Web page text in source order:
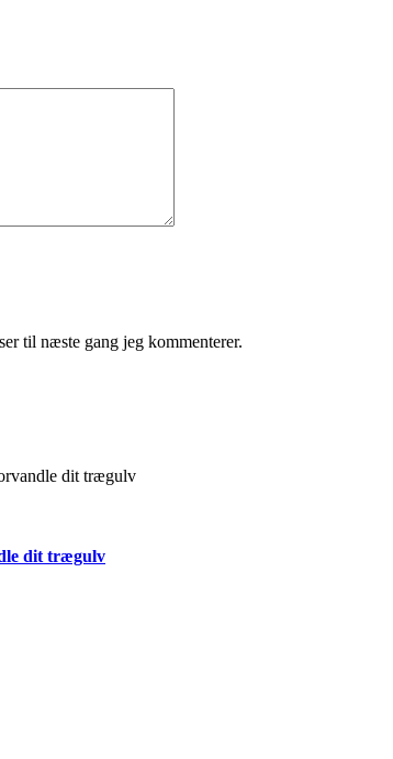
til næste gang jeg kommenterer.
dit trægulv